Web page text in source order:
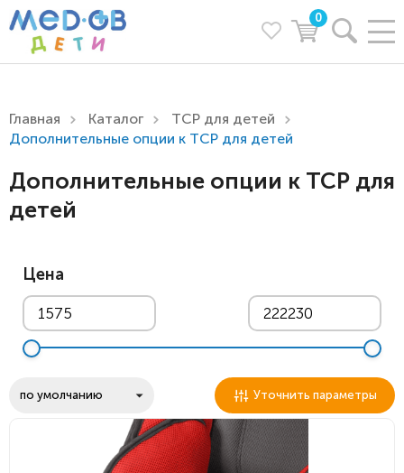
0
Главная Каталог
ТСР для детей
Дополнительные опции к ТСР для детей
Дополнительные опции к ТСР для
детей
Цена
Уточнить параметры